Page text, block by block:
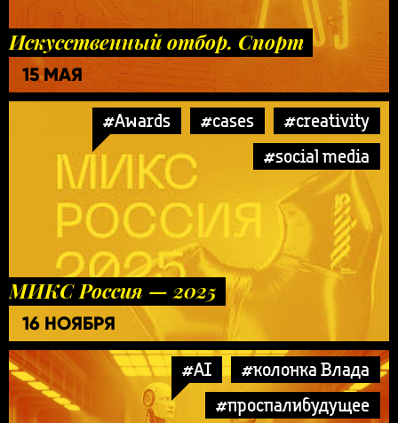
Искусственный отбор. Спорт
15 МАЯ
#Awards #cases
#creativity
#social media
МИКС Россия — 2025
16 НОЯБРЯ
#AI
#колонка Влада
#проспалибудущее